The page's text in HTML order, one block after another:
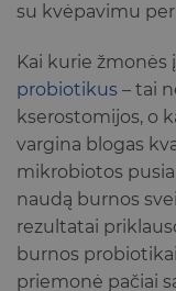
su kvėpavimu
Kai kurie
probiotikus – tai
kserostomijos, o
vargina blogas
mikrobiotos
naudą burnos
rezultatai
burnos
priemonė pačiai